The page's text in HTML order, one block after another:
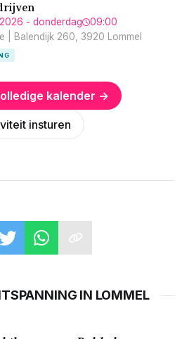
- donderdag
09:00
| Balendijk 260, 3920 Lommel
kalender →
insturen
IN LOMMEL